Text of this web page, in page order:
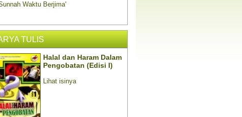
Waktu Berjima'
TULIS
Nasionalisme